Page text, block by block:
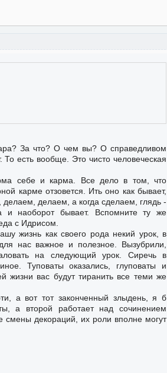
За что? О чем вы? О справедливом
То есть вообще. Это чисто человеческая
себе и карма. Все дело в том, что
карме отзовется. Ить оно как бывает,
делаем, а когда сделаем, глядь -
и наоборот бывает. Вспомните ту же
с Идрисом.
жизнь как своего рода некий урок, в
нас важное и полезное. Вызубрили,
на следующий урок. Сиречь в
Туповаты оказались, глуповаты и
жизни вас будут тиранить все теми же
а вот тот законченный злыдень, я б
а второй работает над сочинением
смены декораций, их роли вполне могут